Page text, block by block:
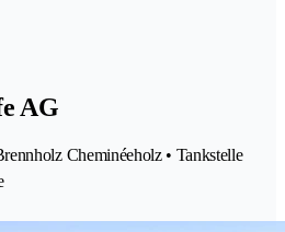
AG
Cheminéeholz • Tankstelle